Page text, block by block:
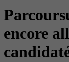
encore